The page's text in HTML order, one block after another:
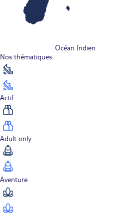
Océan Indien
Nos thématiques
Actif
Adult only
Aventure